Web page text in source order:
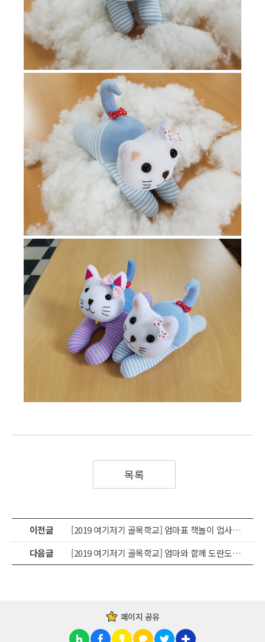
목록
이전글
[2019 여기저기 골목학교] 엄마표 책놀이 업사이클링팝업북
다음글
[2019 여기저기 골목학교] 엄마와 함께 도란도란 미니어처 만들기
페이지 공유